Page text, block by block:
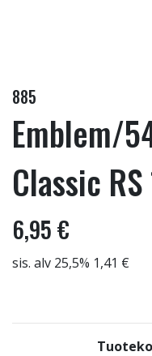
885
Emblem/
Classic
6,95 €
sis. alv 25,5% 1,41 €